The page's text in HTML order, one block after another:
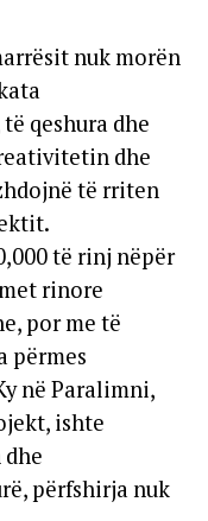
nuk morën
qeshura dhe
dhe
të rriten
të rinj nëpër
rinore
por me të
përmes
në Paralimni,
ishte
përfshirja nuk